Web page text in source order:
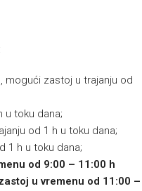
mogući zastoj u trajanju od
u toku dana;
od 1 h u toku dana;
1 h u toku dana;
od 9:00 – 11:00 h
u vremenu od 11:00 –